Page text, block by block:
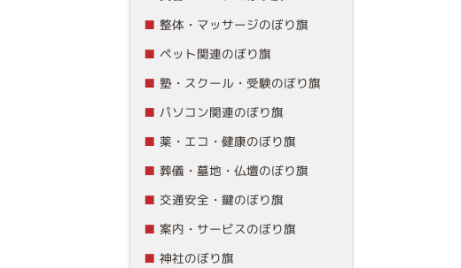
整体・マッサージのぼり旗
ペット関連のぼり旗
塾・スクール・受験のぼり旗
パソコン関連のぼり旗
薬・エコ・健康のぼり旗
葬儀・墓地・仏壇のぼり旗
交通安全・鍵のぼり旗
案内・サービスのぼり旗
神社のぼり旗